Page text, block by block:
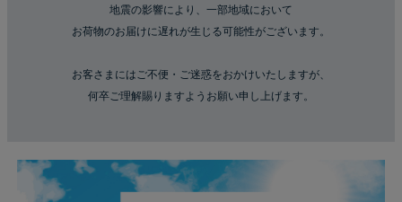
地震の影響により、一部地域において
お荷物のお届けに遅れが生じる可能性がございます。
お客さまにはご不便・ご迷惑をおかけいたしますが、
何卒ご理解賜りますようお願い申し上げます。